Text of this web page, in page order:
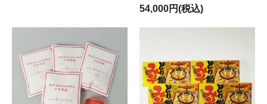
54,000円(税込)